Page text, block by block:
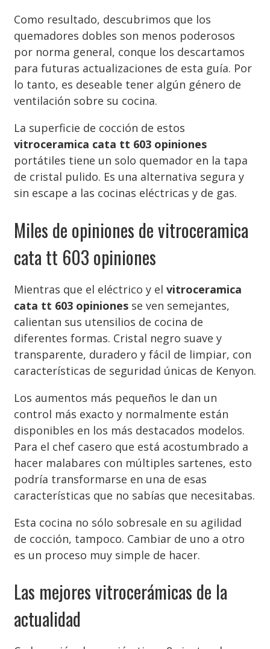
Como resultado, descubrimos que los
quemadores dobles son menos poderosos
por norma general, conque los descartamos
para futuras actualizaciones de esta guía. Por
lo tanto, es deseable tener algún género de
ventilación sobre su cocina.
La superficie de cocción de estos
vitroceramica cata tt 603 opiniones
portátiles tiene un solo quemador en la tapa
de cristal pulido. Es una alternativa segura y
sin escape a las cocinas eléctricas y de gas.
Miles de opiniones de vitroceramica
cata tt 603 opiniones
Mientras que el eléctrico y el vitroceramica
cata tt 603 opiniones se ven semejantes,
calientan sus utensilios de cocina de
diferentes formas. Cristal negro suave y
transparente, duradero y fácil de limpiar, con
características de seguridad únicas de Kenyon.
Los aumentos más pequeños le dan un
control más exacto y normalmente están
disponibles en los más destacados modelos.
Para el chef casero que está acostumbrado a
hacer malabares con múltiples sartenes, esto
podría transformarse en una de esas
características que no sabías que necesitabas.
Esta cocina no sólo sobresale en su agilidad
de cocción, tampoco. Cambiar de uno a otro
es un proceso muy simple de hacer.
Las mejores vitrocerámicas de la
actualidad